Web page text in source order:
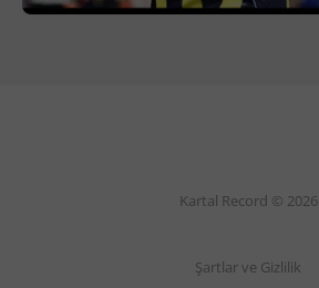
Kartal Record © 2026
Şartlar ve Gizlilik